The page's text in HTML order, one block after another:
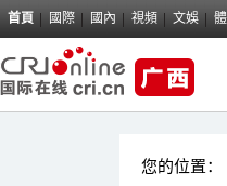
首頁 國際 國內 視頻 文娛
您的位置：